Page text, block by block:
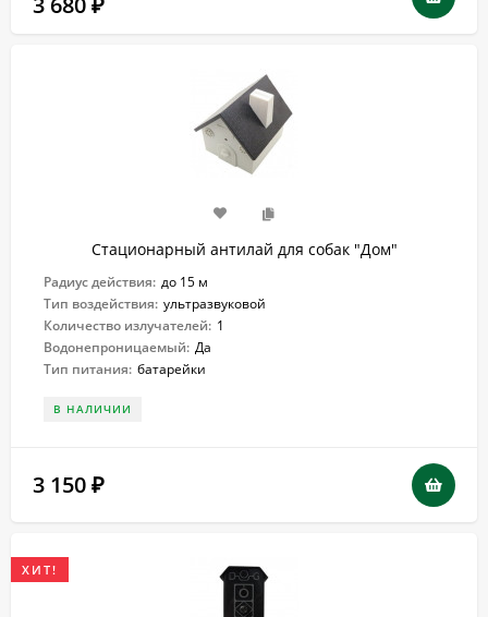
₽
Стационарный антилай для собак "Дом"
Радиус действия: до 15 м
Тип воздействия: ультразвуковой
Количество излучателей: 1
Водонепроницаемый: Да
Тип питания: батарейки
В НАЛИЧИИ
3 150 ₽
ХИТ!